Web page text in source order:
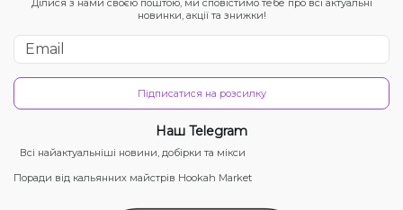
Ділися з нами своєю поштою, ми сповістимо тебе про всі актуальні
новинки, акції та знижки!
Підписатися на розсилку
Наш Telegram
Всі найактуальніші новини, добірки та мікси
Поради від кальянних майстрів Hookah Market